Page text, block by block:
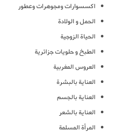
اكسسوارات ومجوهرات وعطور
الحمل و الولادة
الحياة الزوجية
الطبخ و حلويات جزائرية
العروس المغربية
العناية بالبشرة
العناية بالجسم
العناية بالشعر
المرأة المسلمة